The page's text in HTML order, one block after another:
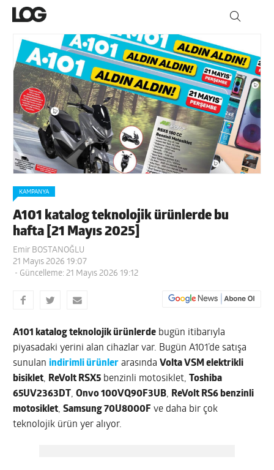
KAMPANYA
A101 katalog teknolojik ürünlerde bu
hafta [21 Mayıs 2025]
Emir BOSTANOĞLU
21 Mayıs 2026 19:07
- Güncelleme: 21 Mayıs 2026 19:12
A101 katalog teknolojik ürünlerde bugün itibarıyla
piyasadaki yerini alan cihazlar var. Bugün A101’de satışa
sunulanindirimli ürünler arasındaVolta VSM elektrikli
bisiklet, ReVolt RSX5 benzinli motosiklet,
Toshiba
65UV2363DT ,Onvo 100VQ90F3UB, ReVolt RS6 benzinli
motosiklet,Samsung 70U8000F ve daha bir çok
teknolojik ürün yer alıyor.